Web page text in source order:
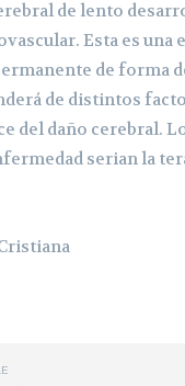
de lento
Esta es una
de forma
de distintos
del daño cerebral.
serian la